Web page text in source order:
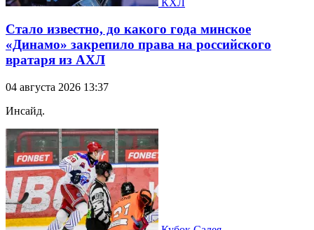
Стало известно, до какого года минское
«Динамо» закрепило права на российского
вратаря из АХЛ
04 августа 2026 13:37
Инсайд.